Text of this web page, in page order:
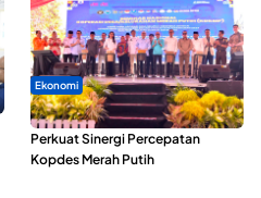
Ekonomi
Seminar di Ternate, Mendes
Perkuat Sinergi Percepatan
Kopdes Merah Putih